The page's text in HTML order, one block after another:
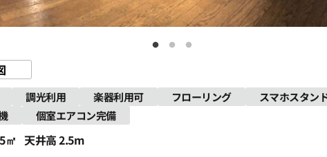
調光利用 楽器利用可 フローリング
スマホスタン
個室エアコン完備
㎡ 天井高 2.5m